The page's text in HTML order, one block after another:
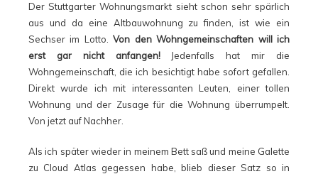
Der Stuttgarter Wohnungsmarkt sieht schon sehr spärlich
aus und da eine Altbauwohnung zu finden, ist wie ein
Sechser im Lotto.Von den Wohngemeinschaften will ich
erst gar nicht anfangen!Jedenfalls hat mir die
Wohngemeinschaft, die ich besichtigt habe sofort gefallen.
Direkt wurde ich mit interessanten Leuten, einer tollen
Wohnung und der Zusage für die Wohnung überrumpelt.
Von jetzt auf Nachher.
Als ich später wieder in meinem Bett saß und meine Galette
zu Cloud Atlas gegessen habe, blieb dieser Satz so in